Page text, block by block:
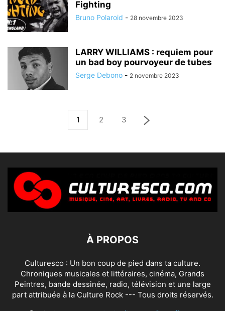
Fighting
Bruno Polaroid - 28 novembre 2023
LARRY WILLIAMS : requiem pour
un bad boy pourvoyeur de tubes
Serge Debono - 2 novembre 2023
1 2 3
À PROPOS
Culturesco : Un bon coup de pied dans ta culture.
Chroniques musicales et littéraires, cinéma, Grands
Peintres, bande dessinée, radio, télévision et une large
part attribuée à la Culture Rock --- Tous droits réservés.